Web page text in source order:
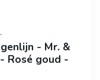
- Mr. &
Rosé goud -